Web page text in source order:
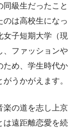
級生だったこと
のは高校生になっ
女子短期大学（現
、ファッションや
ため、学生時代か
うかがえます。
楽の道を志し上京
は遠距離恋愛を続